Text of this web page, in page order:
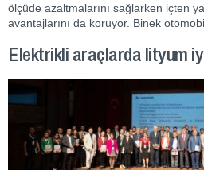
ölçüde azaltmalarını sağlarken içten
avantajlarını da koruyor. Binek
Elektrikli araçlarda lityum